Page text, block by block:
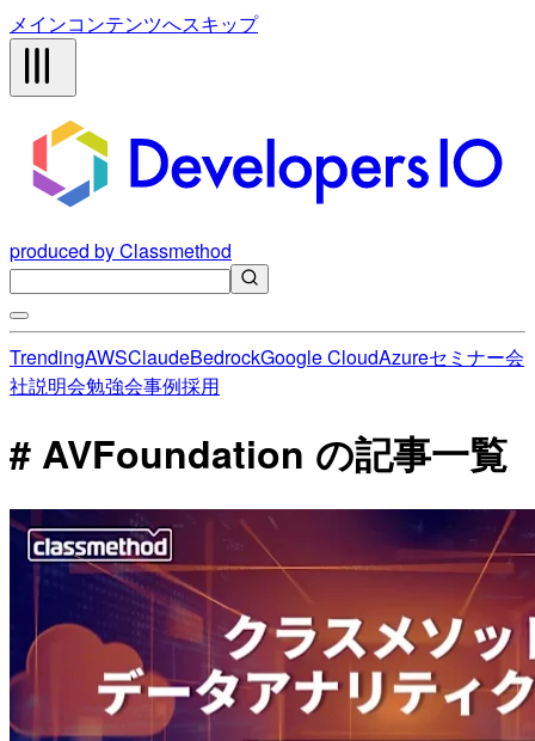
メインコンテンツへスキップ
produced by Classmethod
TrendingAWSClaudeBedrockGoogle CloudAzureセミナー会
社説明会勉強会事例採用
# AVFoundation の記事一覧